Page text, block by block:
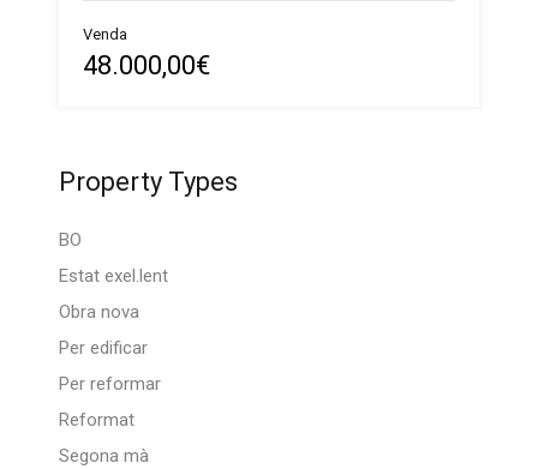
Venda
48.000,00€
Property Types
BO
Estat exel.lent
Obra nova
Per edificar
Per reformar
Reformat
Segona mà